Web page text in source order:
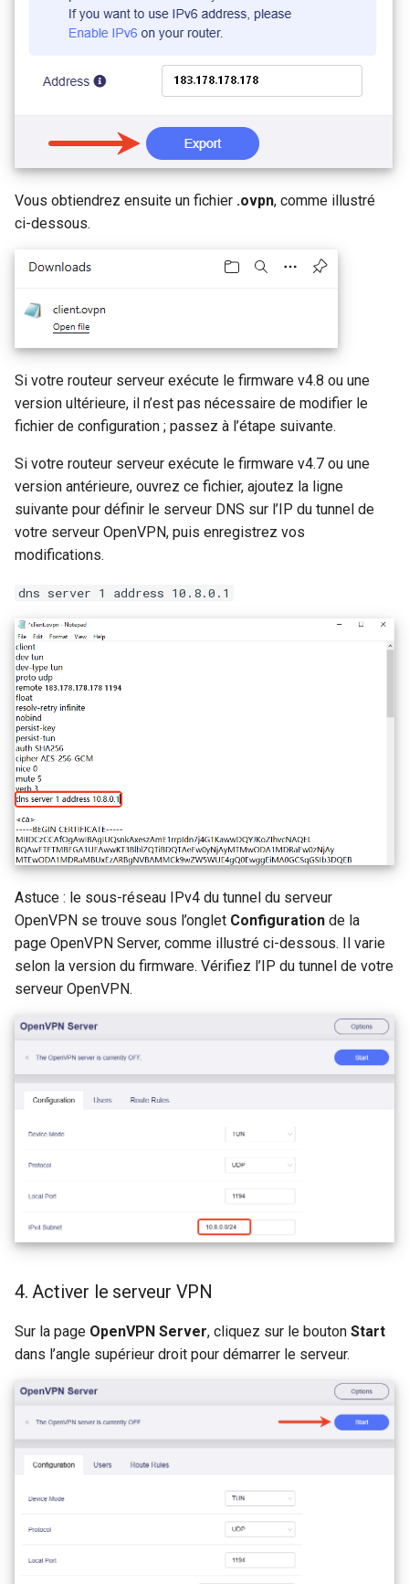
Vous obtiendrez ensuite un fichier .ovpn, comme illustré
ci-dessous.
Si votre routeur serveur exécute le firmware v4.8 ou une
version ultérieure, il n’est pas nécessaire de modifier le
fichier de configuration ; passez à l’étape suivante.
Si votre routeur serveur exécute le firmware v4.7 ou une
version antérieure, ouvrez ce fichier, ajoutez la ligne
suivante pour définir le serveur DNS sur l’IP du tunnel de
votre serveur OpenVPN, puis enregistrez vos
modifications.
dns server 1 address 10.8.0.1
Astuce : le sous-réseau IPv4 du tunnel du serveur
OpenVPN se trouve sous l’onglet Configuration de la
page OpenVPN Server, comme illustré ci-dessous. Il varie
selon la version du firmware. Vérifiez l’IP du tunnel de votre
serveur OpenVPN.
4. Activer le serveur VPN
Sur la page OpenVPN Server, cliquez sur le bouton Start
dans l’angle supérieur droit pour démarrer le serveur.